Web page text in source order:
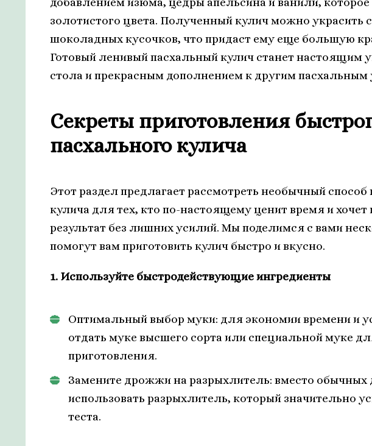
золотистого цвета. Полученный кулич можно украсить
шоколадных кусочков, что придаст ему еще большую
Готовый ленивый пасхальный кулич станет настоящим
стола и прекрасным дополнением к другим
Секреты приготовления
пасхального кулича
Этот раздел предлагает рассмотреть необычный
кулича для тех, кто по-настоящему ценит время и
результат без лишних усилий. Мы поделимся с вами
помогут вам приготовить кулич быстро и вкусно.
1. Используйте быстродействующие ингредиенты
Оптимальный выбор муки: для экономии времени и
отдать муке высшего сорта или специальной муке
приготовления.
Замените дрожжи на разрыхлитель: вместо
использовать разрыхлитель, который значительно
теста.